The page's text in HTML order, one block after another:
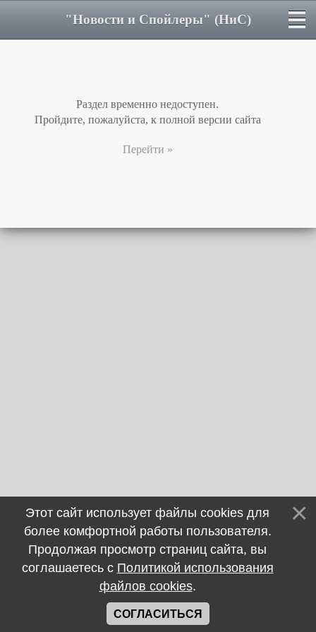
"Новости и Спойлеры" (НиС)
Раздел временно недоступен.
Пройдите, пожалуйста, к полной версии сайта
Перейти »
Этот сайт использует файлы cookies для
более комфортной работы пользователя.
Продолжая просмотр страниц сайта, вы
соглашаетесь с Политикой использования
файлов cookies.
СОГЛАСИТЬСЯ